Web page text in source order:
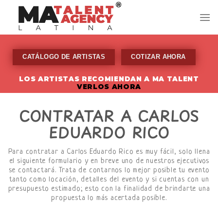
content
CATÁLOGO DE ARTISTAS COTIZAR AHORA
LOS ARTISTAS RECOMIENDAN A MA TALENT
VERLOS AHORA
CONTRATAR A CARLOS
EDUARDO RICO
Para contratar a Carlos Eduardo Rico es muy fácil, solo llena
el siguiente formulario y en breve uno de nuestros ejecutivos
se contactará. Trata de contarnos lo mejor posible tu evento
tanto como locación, detalles del evento y si cuentas con un
presupuesto estimado; esto con la finalidad de brindarte una
propuesta lo más acertada posible.